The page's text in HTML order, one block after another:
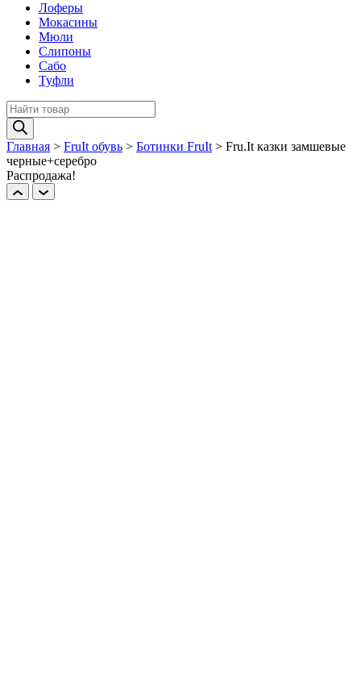
Лоферы
Мокасины
Мюли
Слипоны
Сабо
Туфли
Поиск
товаров
Главная > FruIt обувь > Ботинки FruIt > Fru.It казки замшевые
черные+серебро
Распродажа!